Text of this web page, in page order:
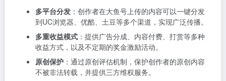
多平台分发 ：创作者在大鱼号上传的内容可以一键分发
到UC浏览器、优酷、土豆等多个渠道，实现广泛传播。
多重收益模式 ：提供广告分成、内容付费、打赏等多种
收益方式，以及不定期的奖金激励活动。
原创保护 ：通过原创评估机制，保护创作者的原创内容
不被非法转载，并提供三方维权服务。